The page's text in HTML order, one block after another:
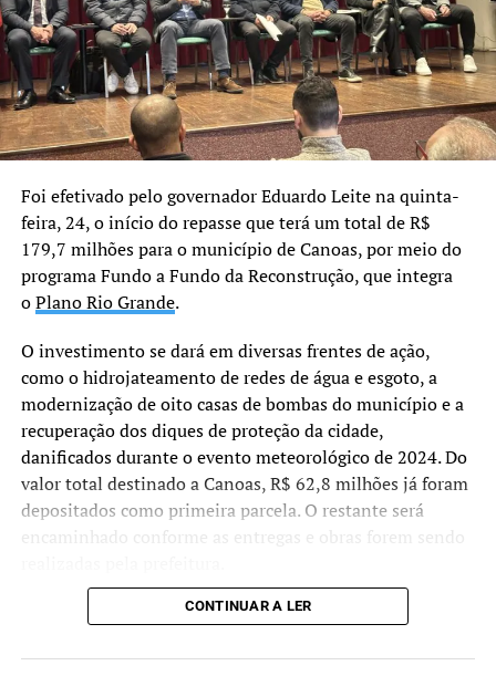
“Fazer saúde com qualidade
exige escuta e proximidade.
A população atingida tem
muito a contribuir. É
ouvindo essas lideranças
que conseguimos ajustar
ações, pensar em
estratégias e garantir um
cuidado mais próximo e
humano. A porta da
Secretaria da Saúde estará
sempre aberta para o
diálogo”, reforçou Ana.
Foi efetivado pelo governador Eduardo Leite na quinta-
feira, 24, o início do repasse que terá um total de R$
179,7 milhões para o município de Canoas, por meio do
programa Fundo a Fundo da Reconstrução, que integra
oPlano Rio Grande.
O investimento se dará em diversas frentes de ação,
como o hidrojateamento de redes de água e esgoto, a
modernização de oito casas de bombas do município e a
recuperação dos diques de proteção da cidade,
danificados durante o evento meteorológico de 2024. Do
valor total destinado a Canoas, R$ 62,8 milhões já foram
depositados como primeira parcela. O restante será
encaminhado conforme as entregas e obras forem sendo
“Não estamos apenas
assinando um convênio,
CONTINUAR A LER